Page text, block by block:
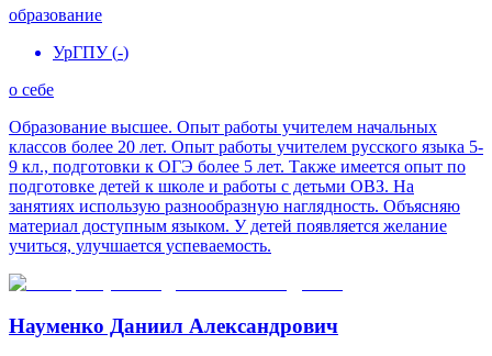
образование
УрГПУ(-)
о себе
Образование высшее. Опыт работы учителем начальных
классов более 20 лет. Опыт работы учителем русского языка 5-
9 кл., подготовки к ОГЭ более 5 лет. Также имеется опыт по
подготовке детей к школе и работы с детьми ОВЗ. На
занятиях использую разнообразную наглядность. Объясняю
материал доступным языком. У детей появляется желание
учиться, улучшается успеваемость.
Науменко Даниил Александрович